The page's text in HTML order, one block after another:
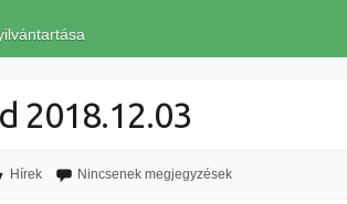
2018.12.03
Hírek Nincsenek megjegyzések